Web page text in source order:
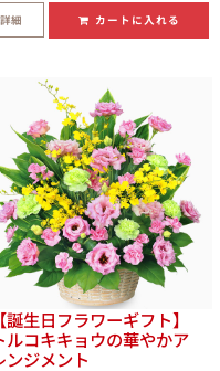
詳細 カートに入れる
【誕生日フラワーギフト】
ルコキキョウの華やかア
ンジメント